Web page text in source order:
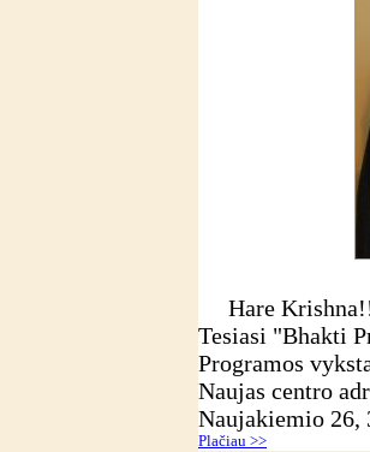
Hare
Tesiasi "Bhakti
Programos
Naujas centro
Naujakiemio 26,
Plačiau >>